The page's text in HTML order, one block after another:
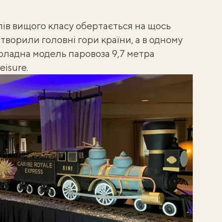
вищого класу обертається на щось
головні гори країни, а в одному
модель паровоза 9,7 метра
.